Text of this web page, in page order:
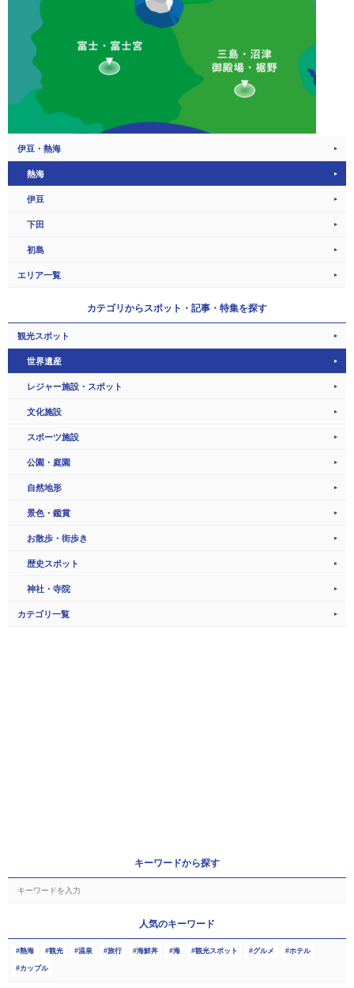
伊豆・熱海
熱海
伊豆
下田
初島
エリア一覧
カテゴリからスポット・記事・特集を探す
観光スポット
世界遺産
レジャー施設・スポット
文化施設
スポーツ施設
公園・庭園
自然地形
景色・鑑賞
お散歩・街歩き
歴史スポット
神社・寺院
カテゴリ一覧
キーワードから探す
人気のキーワード
熱海 観光 温泉 旅行 海鮮丼 海 観光スポット グルメ ホテル
カップル